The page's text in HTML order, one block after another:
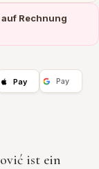
Rechnung
Pay Pay
ist ein